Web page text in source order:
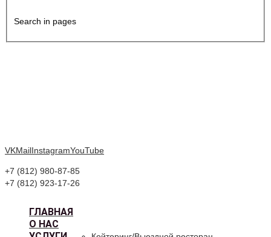
Search in pages
VKMailInstagramYouTube
+7 (812) 980-87-85
+7 (812) 923-17-26
ГЛАВНАЯ
О НАС